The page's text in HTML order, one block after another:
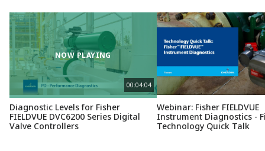
NOW PLAYING
00:04:04
Diagnostic Levels for Fisher
FIELDVUE DVC6200 Series Digital
Valve Controllers
Webinar: Fisher FIELDVUE
Instrument Diagnostics -
Technology Quick Talk